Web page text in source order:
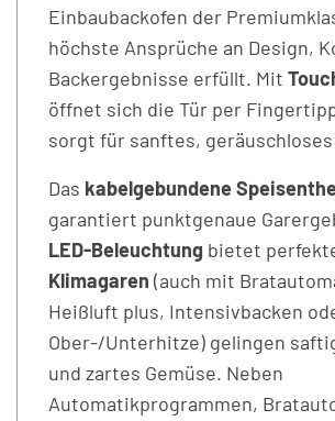
Einbaubackofen der
höchste Ansprüche an Design,
Backergebnisse erfüllt. Mit
öffnet sich die Tür per
sorgt für sanftes,
Das kabelgebundene
garantiert punktgenaue
LED-Beleuchtung bietet
Klimagaren (auch mit
Heißluft plus, Intensivbacken
Ober-/Unterhitze) gelingen
und zartes Gemüse. Neben
Automatikprogrammen,